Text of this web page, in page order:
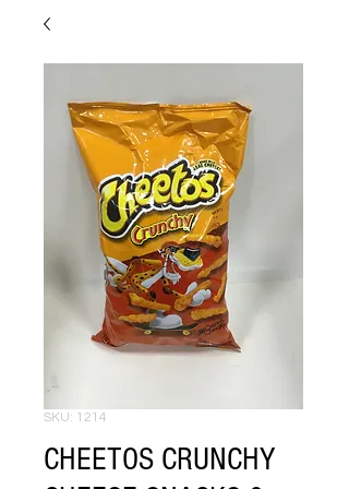
SKU: 1214
CHEETOS CRUNCHY